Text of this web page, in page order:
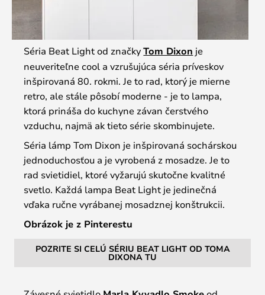
Séria Beat Light od značkyTom Dixon je
neuveriteľne cool a vzrušujúca séria príveskov
inšpirovaná 80. rokmi. Je to rad, ktorý je mierne
retro, ale stále pôsobí moderne - je to lampa,
ktorá prináša do kuchyne závan čerstvého
vzduchu, najmä ak tieto série skombinujete.
Séria lámp Tom Dixon je inšpirovaná sochárskou
jednoduchosťou a je vyrobená z mosadze. Je to
rad svietidiel, ktoré vyžarujú skutočne kvalitné
svetlo. Každá lampa Beat Light je jedinečná
vďaka ručne vyrábanej mosadznej konštrukcii.
Obrázok je z Pinterestu
POZRITE SI CELÚ SÉRIU BEAT LIGHT OD TOMA
DIXONA TU